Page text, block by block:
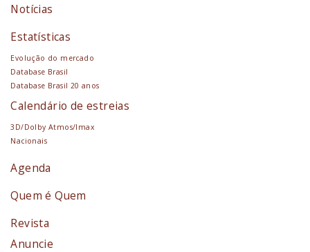
Notícias
Estatísticas
Evolução do mercado
Database Brasil
Database Brasil 20 anos
Calendário de estreias
3D/Dolby Atmos/Imax
Nacionais
Agenda
Quem é Quem
Revista
Anuncie